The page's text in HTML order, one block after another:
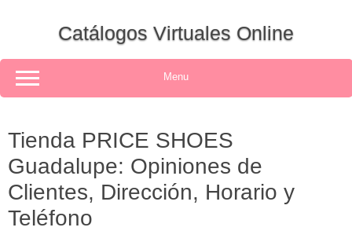
Catálogos Virtuales Online
Menu
Tienda PRICE SHOES
Guadalupe: Opiniones de
Clientes, Dirección, Horario y
Teléfono